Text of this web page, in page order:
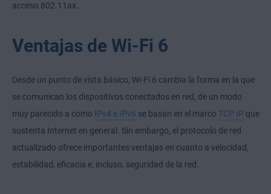
acceso 802.11ax.
Ventajas de Wi-Fi 6
Desde un punto de vista básico, Wi-Fi 6 cambia la forma en la que
se comunican los dispositivos conectados en red, de un modo
muy parecido a como IPv4 e IPv6 se basan en el marco TCP IP que
sustenta Internet en general. Sin embargo, el protocolo de red
actualizado ofrece importantes ventajas en cuanto a velocidad,
estabilidad, eficacia e, incluso, seguridad de la red.